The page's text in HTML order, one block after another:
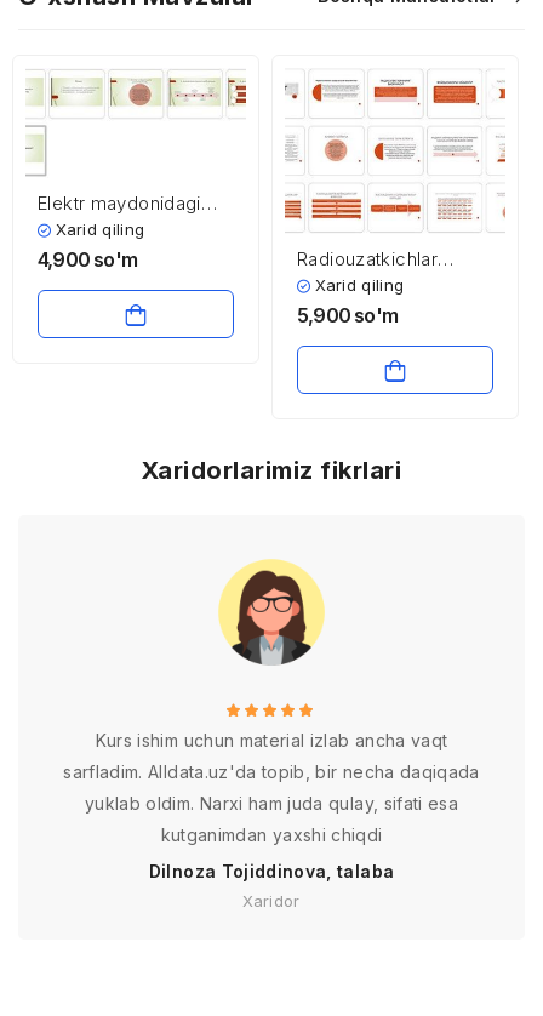
Elektr maydonidagi
dielektriklar
Xarid qiling
4,900 so'm
Radiouzatkichlar
haqida asosiy
ma’lumotlar
Xarid qiling
5,900 so'm
Xaridorlarimiz fikrlari
Kurs ishim uchun material izlab ancha vaqt
sarfladim. Alldata.uz'da topib, bir necha daqiqada
yuklab oldim. Narxi ham juda qulay, sifati esa
kutganimdan yaxshi chiqdi
Dilnoza Tojiddinova, talaba
Xaridor